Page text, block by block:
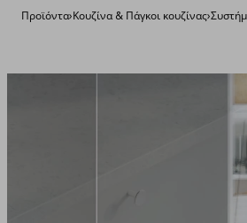
Προϊόντα›Κουζίνα & Πάγκοι κουζίνας›